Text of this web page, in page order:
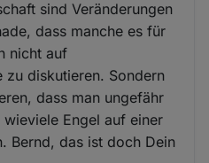
sind Veränderungen
dass manche es für
nicht auf
zu diskutieren. Sondern
dass man ungefähr
Engel auf einer
Bernd, das ist doch Dein